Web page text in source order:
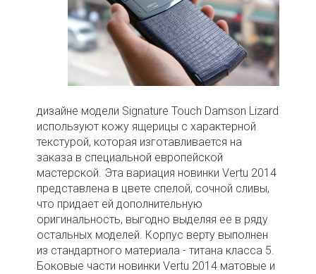
дизайне модели Signature Touch Damson Lizard
используют кожу ящерицы с характерной
текстурой, которая изготавливается на
заказа в специальной европейской
мастерской. Эта вариация новинки Vertu 2014
представлена в цвете спелой, сочной сливы,
что придает ей дополнительную
оригинальность, выгодно выделяя ее в ряду
остальных моделей. Корпус верту выполнен
из стандартного материала - титана класса 5.
Боковые части новинки Vertu 2014 матовые и